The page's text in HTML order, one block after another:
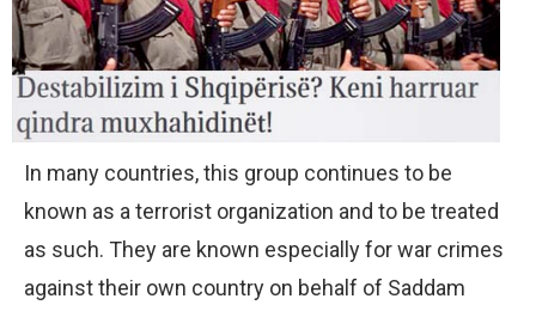
In many countries, this group continues to be
known as a terrorist organization and to be treated
as such. They are known especially for war crimes
against their own country on behalf of Saddam